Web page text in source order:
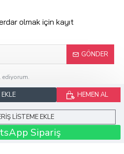
HEMEN AL
LISTEME EKLE
Sipariş
olmak için kayıt
GÖNDER
ediyorum.
Tüm Hakları Saklıdır.